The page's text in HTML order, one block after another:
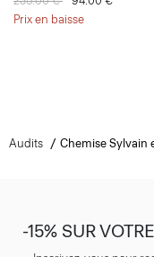
Prix en baisse
Audits Chemise Sylvain
-15% SUR